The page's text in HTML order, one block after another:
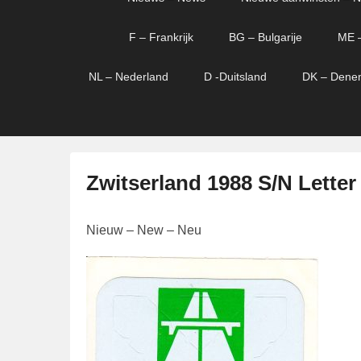
F – Frankrijk BG – Bulgarije ME
NL – Nederland D -Duitsland DK –
Zwitserland 1988 S/N Letter
e
p
Nieuw – New – Neu